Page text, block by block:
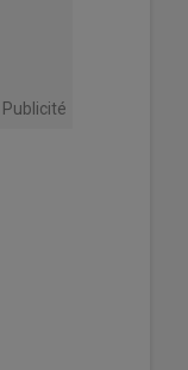
Publicité